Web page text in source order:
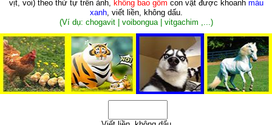
vịt, voi)theo thứ tự trên ảnh, không bao gồm con vật được khoanh màu
xanh, viết liền, không dấu.
(Ví dụ: chogavit | voibongua | vitgachim ,...)